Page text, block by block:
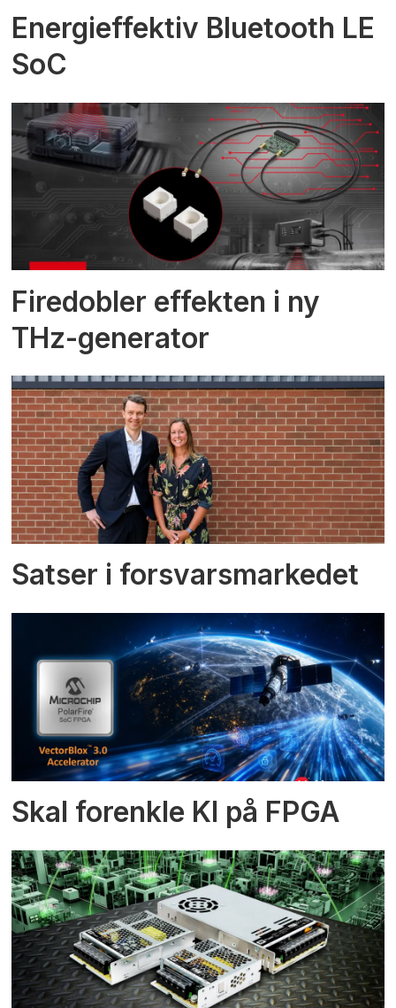
Energieffektiv Bluetooth LE
SoC
Firedobler effekten i ny
THz-generator
Satser i forsvarsmarkedet
Skal forenkle KI på FPGA